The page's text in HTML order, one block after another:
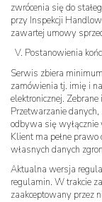
zwrócenia się do
przy Inspekcji
zawartej umowy
V. Postanowienia
Serwis zbiera
zamówienia tj. imię i
elektronicznej.
Przetwarzanie
odbywa się
Klient ma pełne
własnych danych
Aktualna wersja
regulamin. W trakcie
zaakceptowany przez